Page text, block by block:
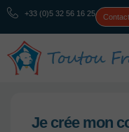
+33 (0)5 32 56 16 25
Je crée mon